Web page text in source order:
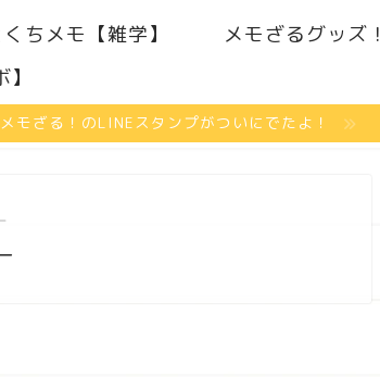
ちメモ【雑学】 メモざるグッズ！
メモざる！のLINEスタンプがついにでたよ！